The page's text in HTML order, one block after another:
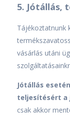
5. Jótállás,
Tájékoztatnunk
vásárlás utáni
Jótállás
teljesítésért a
csak akkor